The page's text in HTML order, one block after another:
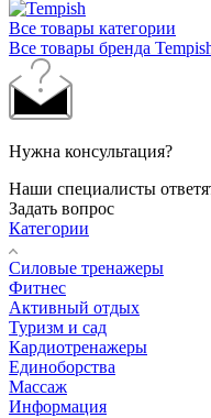
Все товары категории
Все товары бренда
Нужна консультация?
Наши специалисты
Задать вопрос
Категории
Силовые тренажеры
Фитнес
Активный отдых
Туризм и сад
Кардиотренажеры
Единоборства
Массаж
Информация